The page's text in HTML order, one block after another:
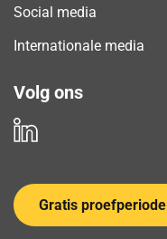
Social media
Internationale media
Volg ons
Gratis proefperiode